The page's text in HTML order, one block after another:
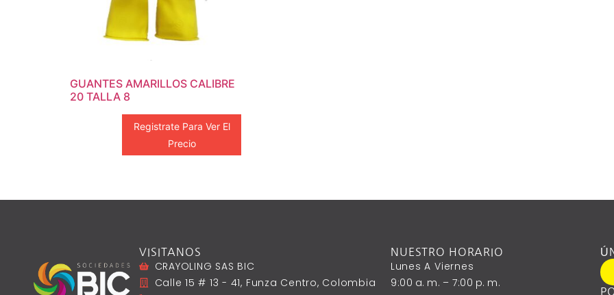
GUANTES AMARILLOS CALIBRE
20 TALLA 8
Registrate Para Ver El
Precio
VISITANOS
CRAYOLING SAS BIC
Calle 15 # 13 - 41, Funza Centro, Colombia
NUESTRO HORARIO
Lunes A ‎Viernes
9:00 A. M. – 7:00 P. M.